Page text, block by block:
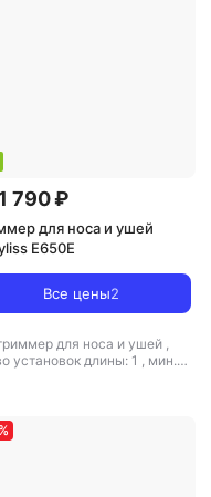
790 ₽
для носа и ушей
E650E
Все цены2
для носа и ушей ,
установок длины: 1 , мин.
%